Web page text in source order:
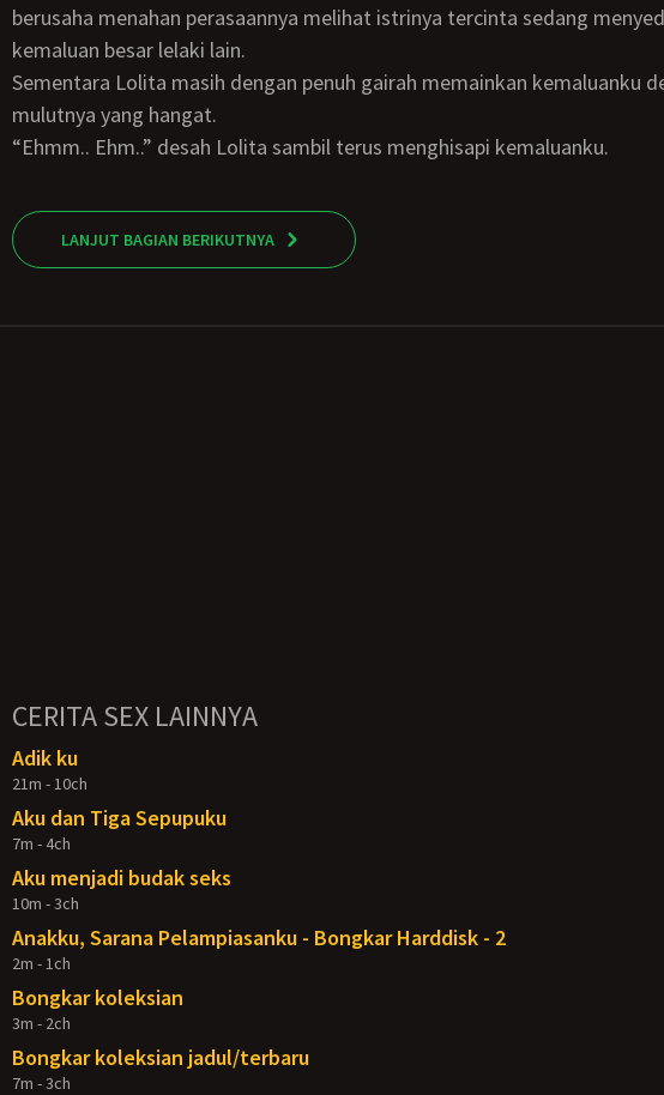
berusaha menahan perasaannya melihat istrinya tercinta sedang
kemaluan besar lelaki lain.
Sementara Lolita masih dengan penuh gairah memainkan kemaluanku dengan
mulutnya yang hangat.
“Ehmm.. Ehm..” desah Lolita sambil terus menghisapi kemaluanku.
LANJUT BAGIAN BERIKUTNYA
CERITA SEX LAINNYA
Adik ku
21m - 10ch
Aku dan Tiga Sepupuku
7m - 4ch
Aku menjadi budak seks
10m - 3ch
Anakku, Sarana Pelampiasanku - Bongkar Harddisk - 2
2m - 1ch
Bongkar koleksian
3m - 2ch
Bongkar koleksian jadul/terbaru
7m - 3ch